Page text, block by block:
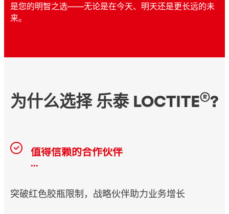
是您的明智之选——无论是在今天、明天还是更长远的未
来。
为什么选择 乐泰 LOCTITE®?
值得信赖的合作伙伴
...
突破红色胶瓶限制，战略伙伴助力业务增长